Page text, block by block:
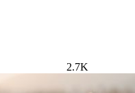
2.7K